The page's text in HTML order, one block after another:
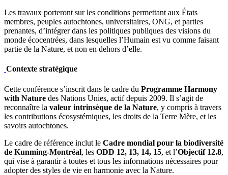
Les travaux porteront sur les conditions permettant aux États
membres, peuples autochtones, universitaires, ONG, et parties
prenantes, d’intégrer dans les politiques publiques des visions du
monde écocentrées, dans lesquelles l’Humain est vu comme faisant
partie de la Nature, et non en dehors d’elle.
Contexte stratégique
Cette conférence s’inscrit dans le cadre du Programme Harmony
with Nature des Nations Unies, actif depuis 2009. Il s’agit de
reconnaître la valeur intrinsèque de la Nature, y compris à travers
les contributions écosystémiques, les droits de la Terre Mère, et les
savoirs autochtones.
Le cadre de référence inclut le Cadre mondial pour la biodiversité
de Kunming-Montréal, les ODD 12, 13, 14, 15, et l’Objectif 12.8,
qui vise à garantir à toutes et tous les informations nécessaires pour
adopter des styles de vie en harmonie avec la Nature.